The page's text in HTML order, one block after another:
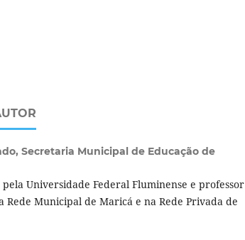
Secretaria Municipal de Educação de
Universidade Federal Fluminense e professor
Rede Municipal de Maricá e na Rede Privada de